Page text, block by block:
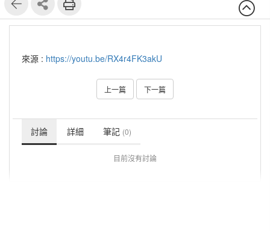
來源 : https://youtu.be/RX4r4FK3akU
上一篇 下一篇
討論 詳細 筆記 (0)
目前沒有討論